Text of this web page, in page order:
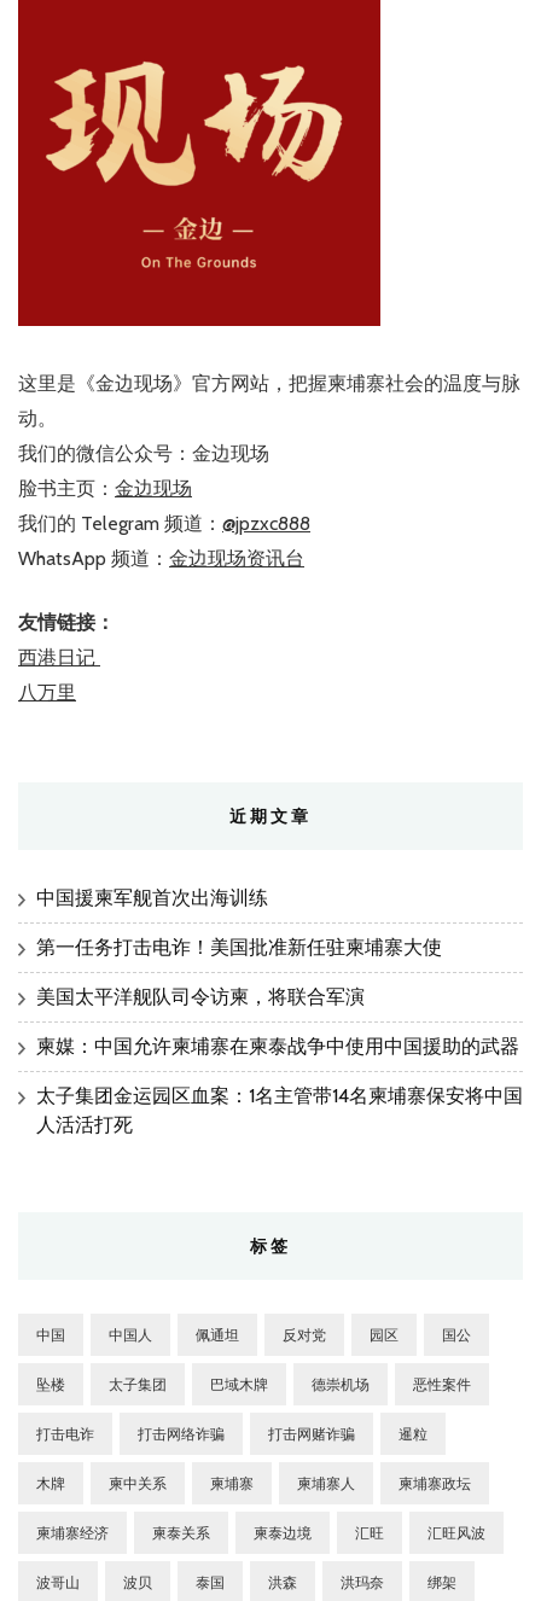
这里是《金边现场》官方网站，把握柬埔寨社会的温度与脉
动。
我们的微信公众号：金边现场
脸书主页： 金边现场
我们的 Telegram 频道： @jpzxc888
WhatsApp 频道： 金边现场资讯台
友情链接：
西港日记
八万里
近期文章
中国援柬军舰首次出海训练
第一任务打击电诈！美国批准新任驻柬埔寨大使
美国太平洋舰队司令访柬，将联合军演
柬媒：中国允许柬埔寨在柬泰战争中使用中国援助的武器
太子集团金运园区血案：1名主管带14名柬埔寨保安将中国
人活活打死
标签
中国 中国人 佩通坦 反对党 园区 国公
坠楼 太子集团 巴域木牌 德崇机场 恶性案件
打击电诈 打击网络诈骗 打击网赌诈骗 暹粒
木牌 柬中关系 柬埔寨 柬埔寨人 柬埔寨政坛
柬埔寨经济 柬泰关系 柬泰边境 汇旺 汇旺风波
波哥山 波贝 泰国 洪森 洪玛奈 绑架